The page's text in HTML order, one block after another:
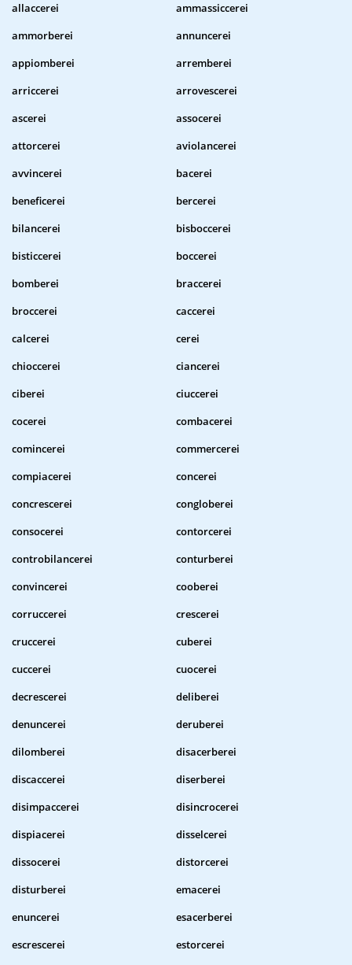
allaccerei
ammassiccerei
ammorberei
annuncerei
appiomberei
arremberei
arriccerei
arrovescerei
ascerei
assocerei
attorcerei
aviolancerei
avvincerei
bacerei
beneficerei
bercerei
bilancerei
bisboccerei
bisticcerei
boccerei
bomberei
braccerei
broccerei
caccerei
calcerei
cerei
chioccerei
ciancerei
ciberei
ciuccerei
cocerei
combacerei
comincerei
commercerei
compiacerei
concerei
concrescerei
congloberei
consocerei
contorcerei
controbilancerei
conturberei
convincerei
cooberei
corruccerei
crescerei
cruccerei
cuberei
cuccerei
cuocerei
decrescerei
deliberei
denuncerei
deruberei
dilomberei
disacerberei
discaccerei
diserberei
disimpaccerei
disincrocerei
dispiacerei
disselcerei
dissocerei
distorcerei
disturberei
emacerei
enuncerei
esacerberei
escrescerei
estorcerei